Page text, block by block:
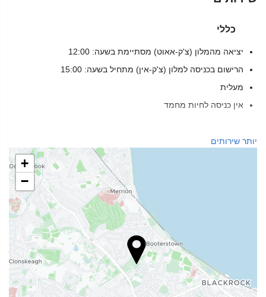
כללי
יציאה מהמלון (צ'ק-אאוט) מסתיימת בשעה: 12:00
הרישום בכניסה למלון (צ'ק-אין) מתחיל בשעה: 15:00
מעלית
אין כניסה לחיות מחמד
חנייה
יותר שירותים
+
−